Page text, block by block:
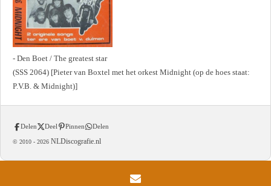
- Den Boet / The greatest star
(SSS 2064) [Pieter van Boxtel met het orkest Midnight (op de hoes staat:
P.V.B. & Midnight)]
Delen Deel Pinnen Delen
© 2010 - 2026 NLDiscografie.nl